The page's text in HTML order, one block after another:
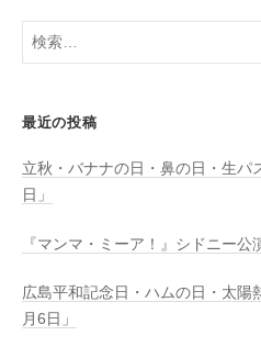
検
最近の投稿
立秋・バナナの日・鼻の日・生パ
日」
『マンマ・ミーア！』シドニー公
広島平和記念日・ハムの日・太陽
月6日」